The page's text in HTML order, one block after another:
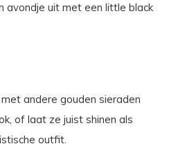
uit met een little black
andere gouden sieraden
of laat ze juist shinen als
outfit.